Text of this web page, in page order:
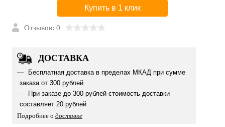
Купить в 1 клик
Отзывов: 0
ДОСТАВКА
Бесплатная доставка в пределах МКАД при сумме
заказа от 300 рублей
При заказе до 300 рублей стоимость доставки
составляет 20 рублей
Подробнее о доставке